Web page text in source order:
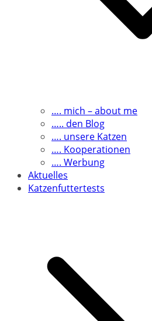
…. mich – about me
….. den Blog
…. unsere Katzen
…. Kooperationen
…. Werbung
Aktuelles
Katzenfuttertests